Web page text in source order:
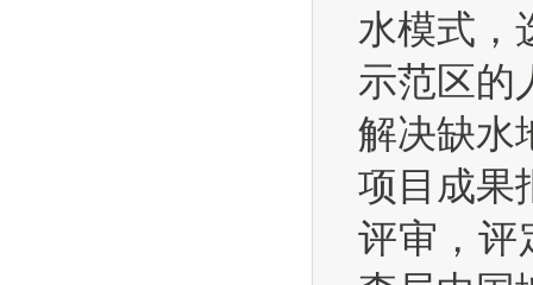
水模式，
示范区的
解决缺水
项目成果
评审，评